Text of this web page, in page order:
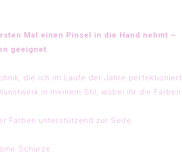
Mal einen Pinsel in die Hand nehmt –
geeignet.
die ich im Laufe der Jahre perfektioniert
in meinem Stil, wobei ihr die Farben
Farben unterstützend zur Seite.
Schürze.